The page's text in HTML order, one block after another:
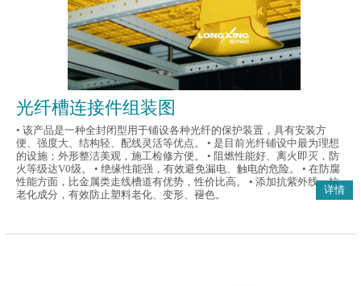
光纤槽连接件组装图
• 该产品是一种全封闭型用于铺设各种光纤的保护装置，具有安装方
便、强度大、结构轻、配线灵活等优点。 • 是目前光纤铺设中最为理想
的设施；外形整洁美观，施工检修方便。 • 阻燃性能好、离火即灭，防
火等级达V0级。 • 绝缘性能强，有效避免漏电、触电的危险。 • 在防腐
性能方面，比金属类走线槽道有优势，性价比高。 • 添加抗紫外线、抗
老化成分，有效防止塑料老化、变形、褪色。
详情